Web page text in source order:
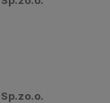
Sp.zo.o.